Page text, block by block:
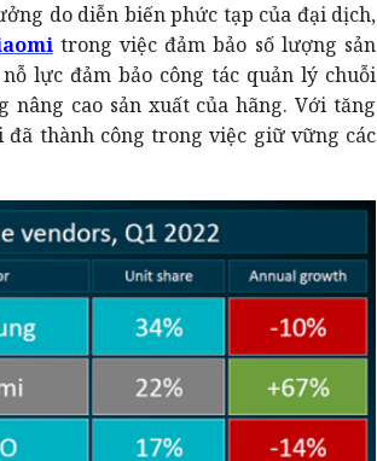
do diễn biến phức tạp của đại dịch,
trong việc đảm bảo số lượng sản
lực đảm bảo công tác quản lý chuỗi
cao sản xuất của hãng. Với tăng
thành công trong việc giữ vững các